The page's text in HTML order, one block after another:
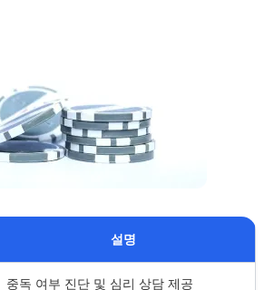
설명
중독 여부 진단 및 심리 상담 제공